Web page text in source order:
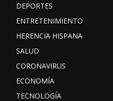
DEPORTES
ENTRETENIMIENTO
HERENCIA HISPANA
SALUD
CORONAVIRUS
ECONOMÍA
TECNOLOGÍA